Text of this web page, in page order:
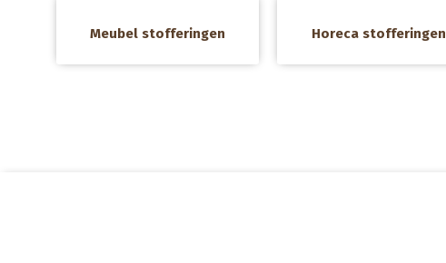
Meubel stofferingen Horeca stofferingen